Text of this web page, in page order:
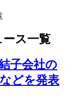
ース一覧
子会社の
どを発表